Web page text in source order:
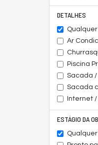
DETALHES
Qualquer
Ar
Piscina
Sacada /
Sacada
Internet /
ESTÁGIO DA
Qualquer